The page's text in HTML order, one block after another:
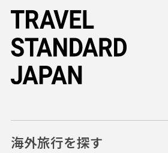
海外旅行を探す